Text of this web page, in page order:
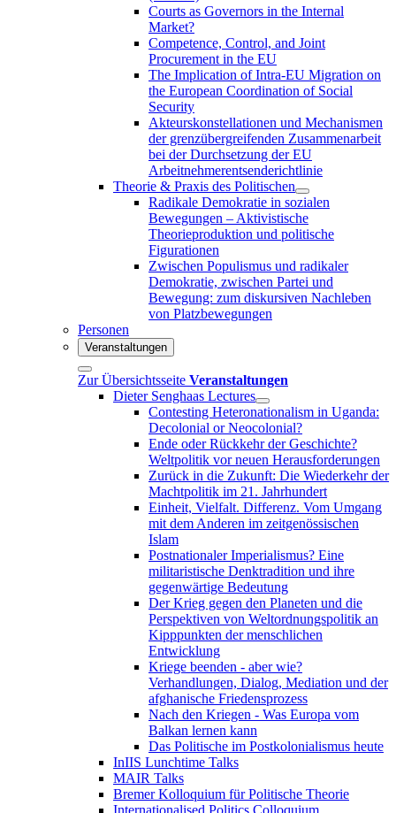
Courts as Governors in the Internal
Market?
Competence, Control, and Joint
Procurement in the EU
The Implication of Intra-EU Migration on
the European Coordination of Social
Security
Akteurskonstellationen und Mechanismen
der grenzübergreifenden Zusammenarbeit
bei der Durchsetzung der EU
Arbeitnehmerentsenderichtlinie
Theorie & Praxis des Politischen
Radikale Demokratie in sozialen
Bewegungen – Aktivistische
Theorieproduktion und politische
Figurationen
Zwischen Populismus und radikaler
Demokratie, zwischen Partei und
Bewegung: zum diskursiven Nachleben
von Platzbewegungen
Personen
Veranstaltungen
Zur Übersichtsseite Veranstaltungen
Dieter Senghaas Lectures
Contesting Heteronationalism in Uganda:
Decolonial or Neocolonial?
Ende oder Rückkehr der Geschichte?
Weltpolitik vor neuen Herausforderungen
Zurück in die Zukunft: Die Wiederkehr der
Machtpolitik im 21. Jahrhundert
Einheit, Vielfalt. Differenz. Vom Umgang
mit dem Anderen im zeitgenössischen
Islam
Postnationaler Imperialismus? Eine
militaristische Denktradition und ihre
gegenwärtige Bedeutung
Der Krieg gegen den Planeten und die
Perspektiven von Weltordnungspolitik an
Kipppunkten der menschlichen
Entwicklung
Kriege beenden - aber wie?
Verhandlungen, Dialog, Mediation und der
afghanische Friedensprozess
Nach den Kriegen - Was Europa vom
Balkan lernen kann
Das Politische im Postkolonialismus heute
InIIS Lunchtime Talks
MAIR Talks
Bremer Kolloquium für Politische Theorie
Internationalised Politics Colloquium